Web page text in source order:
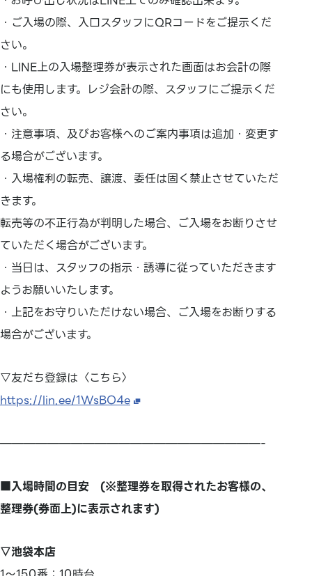
・ご入場の際、入口スタッフにQRコードをご提示くだ
さい。
・LINE上の入場整理券が表示された画面はお会計の際
にも使用します。レジ会計の際、スタッフにご提示くだ
さい。
・注意事項、及びお客様へのご案内事項は追加・変更す
る場合がございます。
・入場権利の転売、譲渡、委任は固く禁止させていただ
きます。
転売等の不正行為が判明した場合、ご入場をお断りさせ
ていただく場合がございます。
・当日は、スタッフの指示・誘導に従っていただきます
ようお願いいたします。
・上記をお守りいただけない場合、ご入場をお断りする
場合がございます。
▽友だち登録は〈こちら〉
https://lin.ee/1WsBO4e
——————————————————————-
■入場時間の目安 (※整理券を取得されたお客様の、
整理券(券面上)に表示されます)
▽池袋本店